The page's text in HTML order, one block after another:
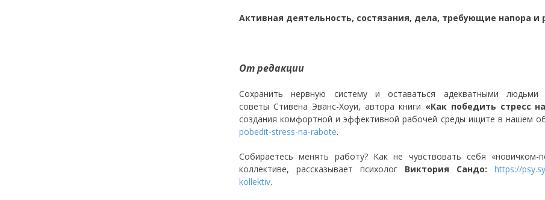
Активная деятельность, состязания, дела, требующие напора и
От редакции
Сохранить нервную систему и оставаться адекватными
советы Стивена Эванс-Хоуи, автора книги «Как победить стресс
создания комфортной и эффективной рабочей среды ищите в нашем
pobedit-stress-na-rabote.
Собираетесь менять работу? Как не чувствовать себя
коллективе, рассказывает психолог Виктория Сандо:
https://
kollektiv.